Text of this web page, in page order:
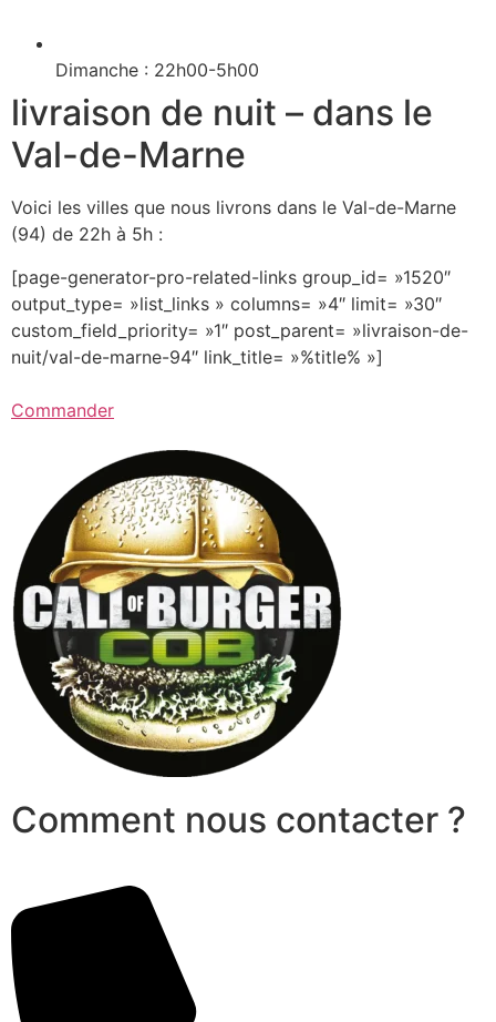
Dimanche : 22h00-5h00
livraison de nuit – dans le
Val-de-Marne
Voici les villes que nous livrons dans le Val-de-Marne
(94) de 22h à 5h :
[page-generator-pro-related-links group_id= »1520″
output_type= »list_links » columns= »4″ limit= »30″
custom_field_priority= »1″ post_parent= »livraison-de-
nuit/val-de-marne-94″ link_title= »%title% »]
Commander
Comment nous contacter ?